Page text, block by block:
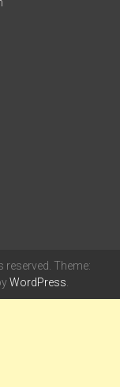
reserved. Theme:
WordPress